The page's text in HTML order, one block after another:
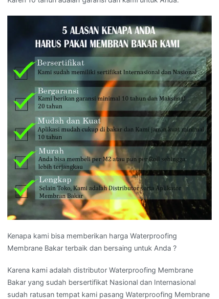
Kenapa kami bisa memberikan harga Waterproofing
Membrane Bakar terbaik dan bersaing untuk Anda ?
Karena kami adalah distributor Waterproofing Membrane
Bakar yang sudah bersertifikat Nasional dan Internasional
sudah ratusan tempat kami pasang Waterproofing Membrane